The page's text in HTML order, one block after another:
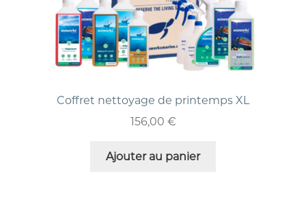
Coffret nettoyage de printemps XL
156,00 €
Ajouter au panier